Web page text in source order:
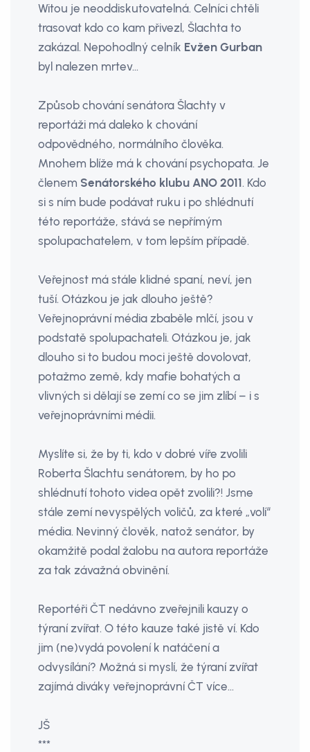
Witou je neoddiskutovatelná. Celníci chtěli
trasovat kdo co kam přivezl, Šlachta to
zakázal. Nepohodlný celník Evžen Gurban
byl nalezen mrtev…
Způsob chování senátora Šlachty v
reportáži má daleko k chování
odpovědného, normálního člověka.
Mnohem blíže má k chování psychopata. Je
členem Senátorského klubu ANO 2011. Kdo
si s ním bude podávat ruku i po shlédnutí
této reportáže, stává se nepřímým
spolupachatelem, v tom lepším případě.
Veřejnost má stále klidné spaní, neví, jen
tuší. Otázkou je jak dlouho ještě?
Veřejnoprávní média zbaběle mlčí, jsou v
podstatě spolupachateli. Otázkou je, jak
dlouho si to budou moci ještě dovolovat,
potažmo země, kdy mafie bohatých a
vlivných si dělají se zemí co se jim zlíbí – i s
veřejnoprávními médii.
Myslíte si, že by ti, kdo v dobré víře zvolili
Roberta Šlachtu senátorem, by ho po
shlédnutí tohoto videa opět zvolili?! Jsme
stále zemí nevyspělých voličů, za které „volí“
média. Nevinný člověk, natož senátor, by
okamžitě podal žalobu na autora reportáže
za tak závažná obvinění.
Reportéři ČT nedávno zveřejnili kauzy o
týraní zvířat. O této kauze také jistě ví. Kdo
jim (ne)vydá povolení k natáčení a
odvysílání? Možná si myslí, že týraní zvířat
zajímá diváky veřejnoprávní ČT více…
JŠ
***